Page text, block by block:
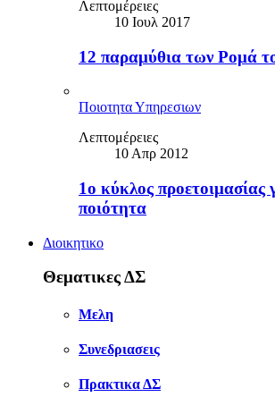
Λεπτομέρειες
10 Ιουλ 2017
12 παραμύθια των Ρομά
Ποιοτητα Υπηρεσιων
Λεπτομέρειες
10 Απρ 2012
1ο κύκλος προετοιμασίας
ποιότητα
Διοικητικο
Θεματικες ΔΣ
Μελη
Συνεδριασεις
Πρακτικα ΔΣ